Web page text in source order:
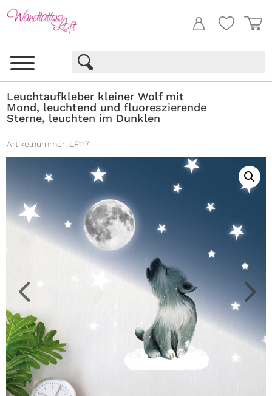
Leuchtaufkleber kleiner Wolf mit
Mond, leuchtend und fluoreszierende
Sterne, leuchten im Dunklen
Artikelnummer: LF117